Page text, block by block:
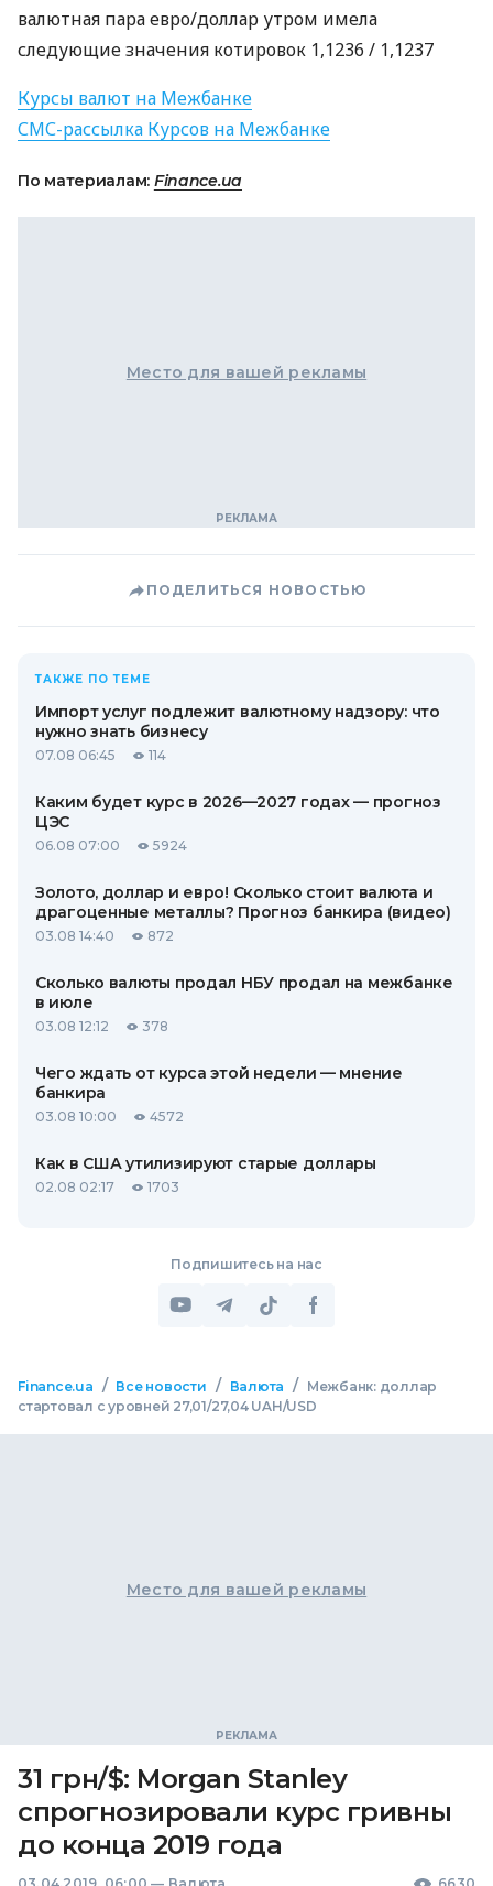
валютная пара евро/доллар утром имела
следующие значения котировок 1,1236 / 1,1237
Курсы валют на Межбанке
СМС-рассылка Курсов на Межбанке
По материалам: Finance.ua
Место для вашей рекламы
ПОДЕЛИТЬСЯ НОВОСТЬЮ
ТАКЖЕ ПО ТЕМЕ
Импорт услуг подлежит валютному надзору: что
нужно знать бизнесу
07.08 06:45 114
Каким будет курс в 2026—2027 годах — прогноз
ЦЭС
06.08 07:00 5924
Золото, доллар и евро! Сколько стоит валюта и
драгоценные металлы? Прогноз банкира (видео)
03.08 14:40 872
Сколько валюты продал НБУ продал на межбанке
в июле
03.08 12:12 378
Чего ждать от курса этой недели — мнение
банкира
03.08 10:00 4572
Как в США утилизируют старые доллары
02.08 02:17 1703
Подпишитесь на нас
Finance.ua / Все новости / Валюта /
Межбанк: доллар
стартовал с уровней 27,01/27,04 UAH/USD
Место для вашей рекламы
31 грн/$: Morgan Stanley
спрогнозировали курс гривны
до конца 2019 года